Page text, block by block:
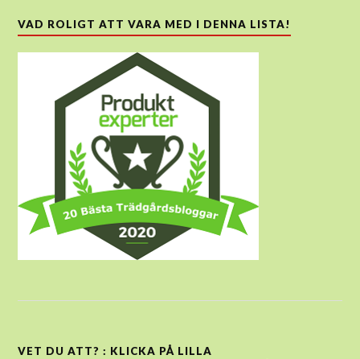
VAD ROLIGT ATT VARA MED I DENNA LISTA!
VET DU ATT? : KLICKA PÅ LILLA